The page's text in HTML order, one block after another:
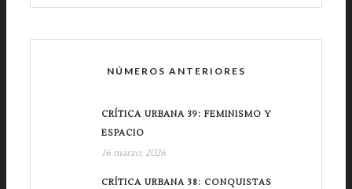
NÚMEROS ANTERIORES
CRÍTICA URBANA 39: FEMINISMO Y
ESPACIO
16 marzo, 2026
CRÍTICA URBANA 38: CONQUISTAS